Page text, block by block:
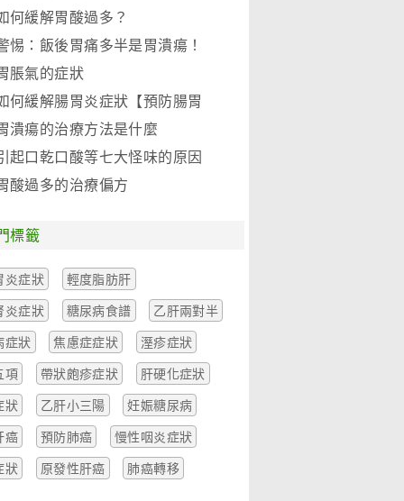
何緩解胃酸過多？
惕：飯後胃痛多半是胃潰瘍！
脹氣的症狀
何緩解腸胃炎症狀【預防腸胃
】
潰瘍的治療方法是什麼
起口乾口酸等七大怪味的原因
酸過多的治療偏方
標籤
炎症狀
輕度脂肪肝
炎症狀
糖尿病食譜
乙肝兩對半
症狀
焦慮症症狀
溼疹症狀
項
帶狀皰疹症狀
肝硬化症狀
狀
乙肝小三陽
妊娠糖尿病
癌
預防肺癌
慢性咽炎症狀
狀
原發性肝癌 肺癌轉移